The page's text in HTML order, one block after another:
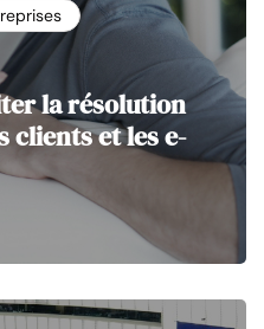
la résolution
clients et les e-